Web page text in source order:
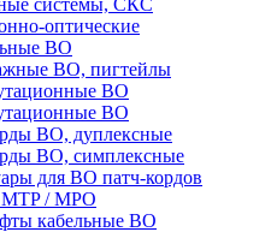
системы, СКС
оптические
ВО
ВО, пигтейлы
ВО
ВО
ВО, дуплексные
ВО, симплексные
для ВО патч-кордов
/ MPO
кабельные ВО